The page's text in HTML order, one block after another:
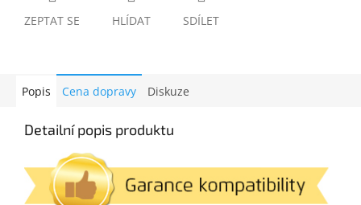
ZEPTAT SE HLÍDAT SDÍLET
Popis Cena dopravy Diskuze
Detailní popis produktu